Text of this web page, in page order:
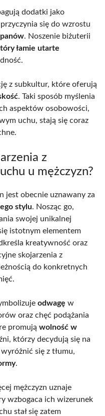
dodatki jako
się do wzrostu
. Noszenie biżuterii
łamie utarte
z subkultur, które oferują
. Taki sposób myślenia
aspektów osobowości,
uchu, stają się coraz
z
u mężczyzn?
jest obecnie uznawany za
stylu. Nosząc go,
swojej unikalnej
istotnym elementem
kreatywność oraz
skojarzenia z
do konkretnych
odwagę w
oraz chęć podążania
promują wolność w
którzy decydują się na
się z tłumu,
.
mężczyzn uznaje
wzbogaca ich wizerunek
stał się zatem